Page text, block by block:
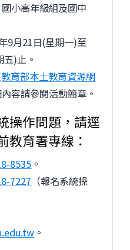
小高年級組及國中
9月21日(星期一)至
)止。
教育部本土教育資源網
內容請參閱活動簡章。
操作問題，請逕
教育署專線：
8535 。
7227 （報名系統操
。